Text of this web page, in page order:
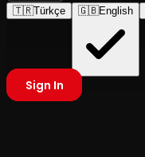
🇹🇷Türkçe 🇬🇧English
Sign In